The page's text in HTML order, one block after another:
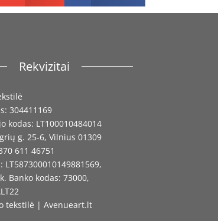
Rekvizitai
304411169
kodas: LT100010484014
g. 25-6, Vilnius 01309
611 46751
LT587300010149881569,
Banko kodas: 73000,
tekstilė | Avenueart.lt